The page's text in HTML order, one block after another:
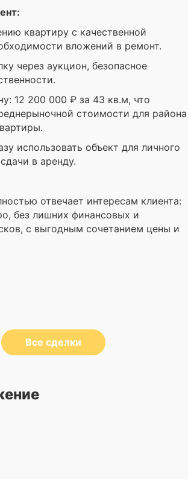
квартиру с качественной
вложений в ремонт.
через аукцион, безопасное
12 200 000 ₽ за 43 кв.м, что
стоимости для района
использовать объект для личного
в аренду.
отвечает интересам клиента:
без лишних финансовых и
с выгодным сочетанием цены и
Все сделки